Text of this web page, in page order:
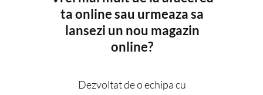
ta online sau urmeaza sa
lansezi un nou magazin
online?
Dezvoltat de o echipa cu